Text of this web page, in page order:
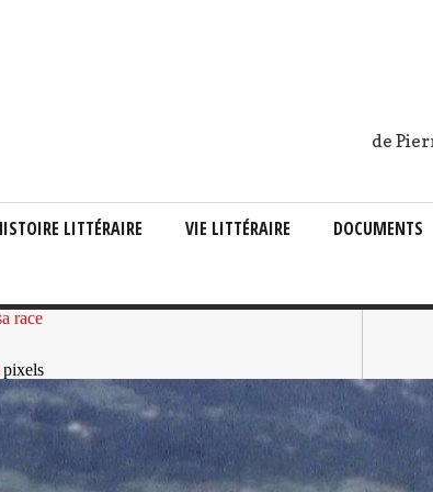
de
LITTÉRAIRE VIE LITTÉRAIRE DOCUMENTS
race
pixels